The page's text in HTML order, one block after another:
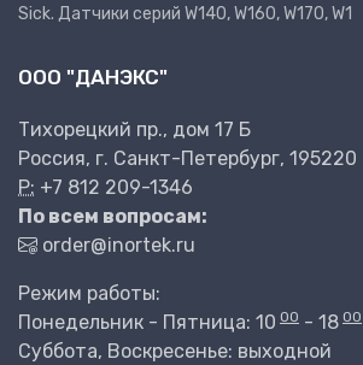
Sick. Датчики серий W140, W160, W170, W1
ООО "ДАНЭКС"
Тихорецкий пр., дом 17 Б
Россия, г. Санкт-Петербург, 195220
P: +7 812 209-1346
По всем вопросам:
order@inortek.ru
Режим работы:
Понедельник - Пятница: 10 00 - 18 00
Суббота, Воскресенье: выходной